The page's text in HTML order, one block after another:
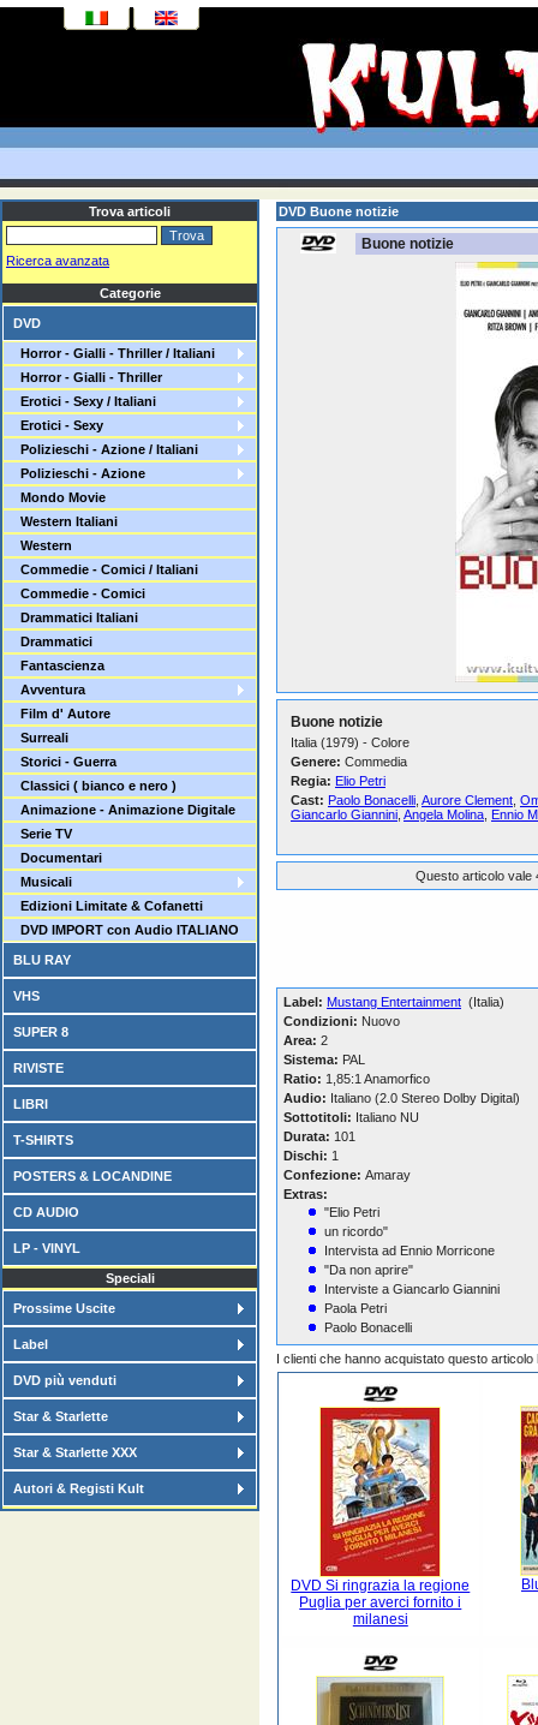
Trova articoli
Ricerca avanzata
Categorie
DVD
Horror - Gialli - Thriller / Italiani
Horror - Gialli - Thriller
Erotici - Sexy / Italiani
Erotici - Sexy
Polizieschi - Azione / Italiani
Polizieschi - Azione
Mondo Movie
Western Italiani
Western
Commedie - Comici / Italiani
Commedie - Comici
Drammatici Italiani
Drammatici
Fantascienza
Avventura
Film d' Autore
Surreali
Storici - Guerra
Classici ( bianco e nero )
Animazione - Animazione Digitale
Serie TV
Documentari
Musicali
Edizioni Limitate & Cofanetti
DVD IMPORT con Audio ITALIANO
BLU RAY
VHS
SUPER 8
RIVISTE
LIBRI
T-SHIRTS
POSTERS & LOCANDINE
CD AUDIO
LP - VINYL
Speciali
Prossime Uscite
Label
DVD più venduti
Star & Starlette
Star & Starlette XXX
Autori & Registi Kult
DVD Buone notizie
Buone notizie
Buone notizie
Italia (1979) - Colore
Genere: Commedia
Regia: Elio Petri
Cast: Paolo Bonacelli Aurore Clement
Giancarlo Giannini Angela Molina Ennio
Questo articolo vale
Label: Mustang Entertainment (Italia)
Condizioni: Nuovo
Area: 2
Sistema: PAL
Ratio: 1,85:1 Anamorfico
Audio: Italiano (2.0 Stereo Dolby Digital)
Sottotitoli: Italiano NU
Durata: 101
Dischi: 1
Confezione: Amaray
Extras:
"Elio Petri
un ricordo"
Intervista ad Ennio Morricone
"Da non aprire"
Interviste a Giancarlo Giannini
Paola Petri
Paolo Bonacelli
I clienti che hanno acquistato questo
DVD Si ringrazia la regione
Puglia per averci fornito i
milanesi